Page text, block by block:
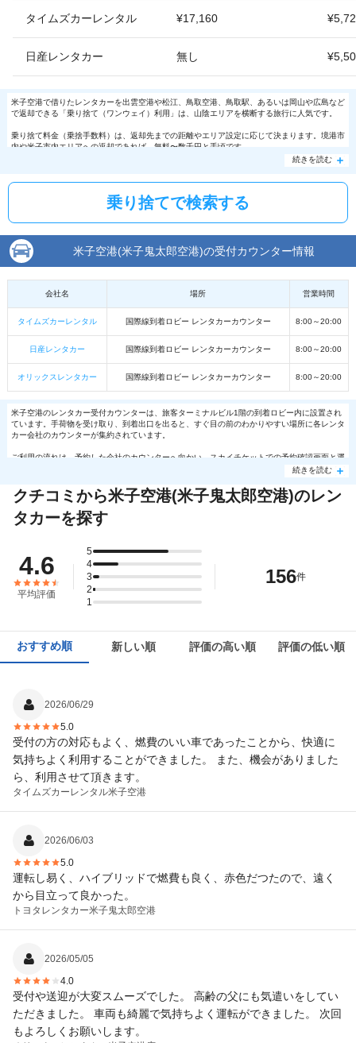
タイムズカーレンタル ¥17,160
日産レンタカー 無し
米子空港で借りたレンタカーを出雲空港や松江、鳥取空港、鳥取駅、あるいは岡山や広島など
で返却できる「乗り捨て（ワンウェイ）利用」は、山陰エリアを横断する旅行に人気です。
乗り捨て料金（乗捨手数料）は、返却先までの距離やエリア設定に応じて決まります。境港市
内や米子市内エリアへの返却であれば、無料〜数千円と手頃です。
続きを読む
乗り捨てで検索する
米子空港(米子鬼太郎空港)の受付カウンター情報
会社名 場所 営業時間
タイムズカーレンタル 国際線到着ロビー レンタカーカウンター 8:00～20:00
日産レンタカー 国際線到着ロビー レンタカーカウンター 8:00～20:00
オリックスレンタカー 国際線到着ロビー レンタカーカウンター 8:00～20:00
米子空港のレンタカー受付カウンターは、旅客ターミナルビル1階の到着ロビー内に設置され
ています。手荷物を受け取り、到着出口を出ると、すぐ目の前のわかりやすい場所に各レンタ
カー会社のカウンターが集約されています。
ご利用の流れは、予約した会社のカウンターへ向かい、スカイチケットでの予約確認画面と運
転免許証を提示して受付を行います。手続き完了後は、各社が運行する無料送迎バスに乗車
店舗で車両状態の確認と鍵の受取を済ませれば、すぐに境港や米子・大山方面へ向けて出発で
きます。
続きを読む
クチコミから米子空港(米子鬼太郎空港)のレン
タカーを探す
4.6
平均評価
5
4
3
2
1
156件
おすすめ順 新しい順 評価の高い順 評価の低い順
2026/06/29
5.0
受付の方の対応もよく、燃費のいい車であったことから、快適に
気持ちよく利用することができました。 また、機会がありました
ら、利用させて頂きます。
タイムズカーレンタル米子空港
2026/06/03
5.0
運転し易く、ハイブリッドで燃費も良く、赤色だつたので、遠く
から目立って良かった。
トヨタレンタカー米子鬼太郎空港
2026/05/05
4.0
受付や送迎が大変スムーズでした。 高齢の父にも気遣いをしてい
ただきました。 車両も綺麗で気持ちよく運転ができました。 次回
もよろしくお願いします。